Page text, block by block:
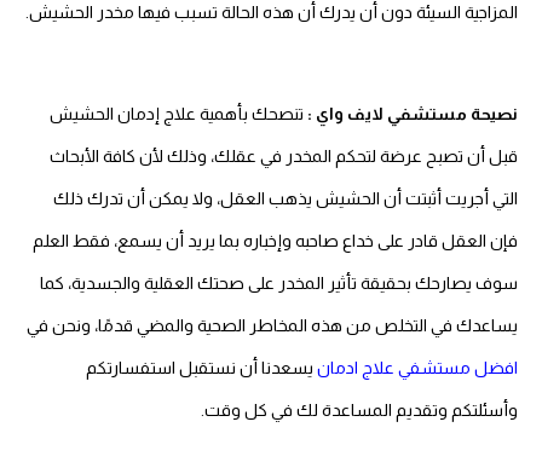
المزاجية السيئة دون أن يدرك أن هذه الحالة تسبب فيها مخدر الحشيش.
نصيحة مستشفي لايف واي : تنصحك بأهمية علاج إدمان الحشيش
قبل أن تصبح عرضة لتحكم المخدر في عقلك، وذلك لأن كافة الأبحاث
التي أجريت أثبتت أن الحشيش يذهب العقل، ولا يمكن أن تدرك ذلك
فإن العقل قادر على خداع صاحبه وإخباره بما يريد أن يسمع، فقط العلم
سوف يصارحك بحقيقة تأثير المخدر على صحتك العقلية والجسدية، كما
يساعدك في التخلص من هذه المخاطر الصحية والمضي قدمًا، ونحن في
افضل مستشفي علاج ادمان يسعدنا أن نستقبل استفسارتكم
وأسئلتكم وتقديم المساعدة لك في كل وقت.